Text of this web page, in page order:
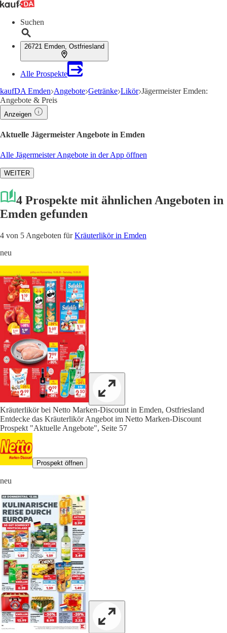
Suchen
26721 Emden, Ostfriesland
Alle Prospekte
kaufDA Emden Angebote Getränke Likör Jägermeister Emden:
Angebote & Preis
Anzeigen
Aktuelle Jägermeister Angebote in Emden
Alle Jägermeister Angebote in der App öffnen
WEITER
4 Prospekte mit ähnlichen Angeboten in
Emden gefunden
4 von 5 Angeboten fürKräuterlikör in Emden
neu
Kräuterlikör bei Netto Marken-Discount in Emden, Ostfriesland
Entdecke das Kräuterlikör Angebot im Netto Marken-Discount
Prospekt "Aktuelle Angebote", Seite 57
Prospekt öffnen
neu